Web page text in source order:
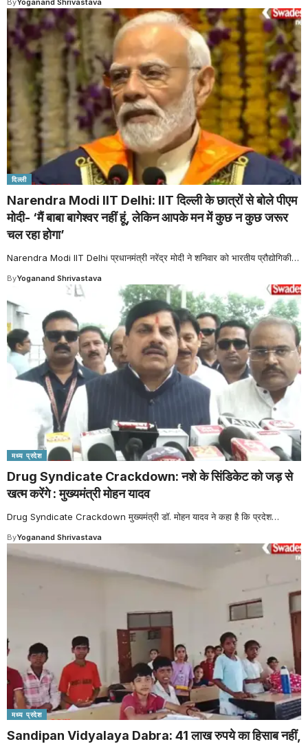
ByYoganand Shrivastava
दिल्ली
Narendra Modi IIT Delhi: IIT दिल्ली के छात्रों से बोले पीएम
मोदी- ‘मैं बाबा बागेश्वर नहीं हूं, लेकिन आपके मन में कुछ न कुछ जरूर
चल रहा होगा’
Narendra Modi IIT Delhi प्रधानमंत्री नरेंद्र मोदी ने शनिवार को भारतीय प्रौद्योगिकी…
ByYoganand Shrivastava
मध्य प्रदेश
Drug Syndicate Crackdown: नशे के सिंडिकेट को जड़ से
खत्म करेंगे : मुख्यमंत्री मोहन यादव
Drug Syndicate Crackdown मुख्यमंत्री डॉ. मोहन यादव ने कहा है कि प्रदेश…
ByYoganand Shrivastava
मध्य प्रदेश
Sandipan Vidyalaya Dabra: 41 लाख रुपये का हिसाब नहीं,